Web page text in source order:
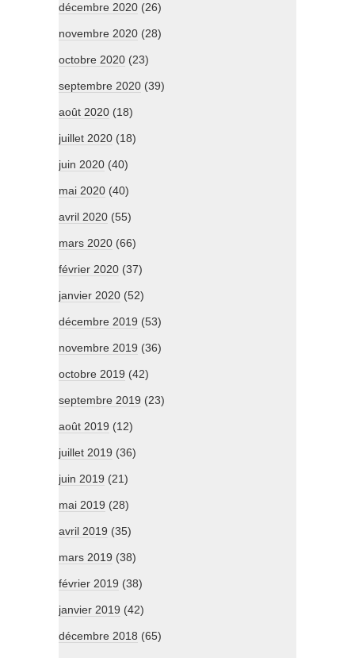
décembre 2020 (26)
novembre 2020 (28)
octobre 2020 (23)
septembre 2020 (39)
août 2020 (18)
juillet 2020 (18)
juin 2020 (40)
mai 2020 (40)
avril 2020 (55)
mars 2020 (66)
février 2020 (37)
janvier 2020 (52)
décembre 2019 (53)
novembre 2019 (36)
octobre 2019 (42)
septembre 2019 (23)
août 2019 (12)
juillet 2019 (36)
juin 2019 (21)
mai 2019 (28)
avril 2019 (35)
mars 2019 (38)
février 2019 (38)
janvier 2019 (42)
décembre 2018 (65)